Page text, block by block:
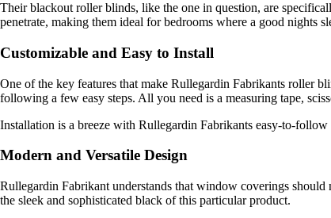
Their blackout roller blinds, like the one in question, are
penetrate, making them ideal for bedrooms where a good nights
Customizable and Easy to Install
One of the key features that make Rullegardin Fabrikants roller
following a few easy steps. All you need is a measuring tape,
Installation is a breeze with Rullegardin Fabrikants easy-to-
Modern and Versatile Design
Rullegardin Fabrikant understands that window coverings
the sleek and sophisticated black of this particular product.